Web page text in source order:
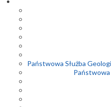
Państwowa Służba
Państwowa